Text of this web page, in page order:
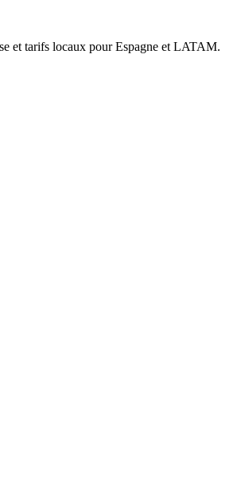
et tarifs locaux pour Espagne et LATAM.